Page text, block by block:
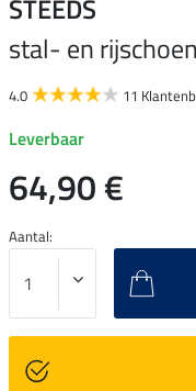
STEEDS
stal- en
4.0 11
Leverbaar
64,90 €
Aantal: